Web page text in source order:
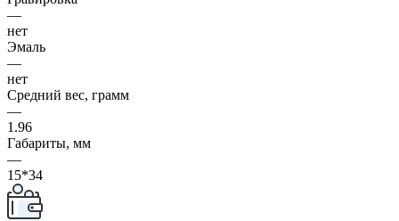
—
нет
Эмаль
—
нет
Средний вес, грамм
—
1.96
Габариты, мм
—
15*34